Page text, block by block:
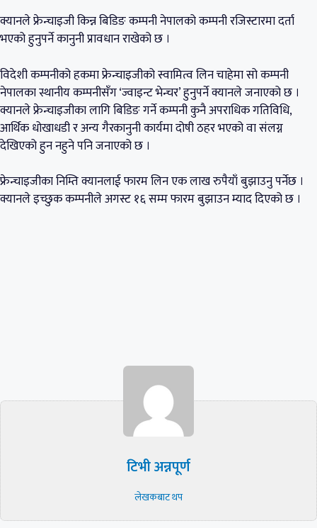
क्यानले फ्रेन्चाइजी किन्न बिडिङ कम्पनी नेपालको कम्पनी रजिस्टारमा दर्ता
भएको हुनुपर्ने कानुनी प्रावधान राखेको छ ।
विदेशी कम्पनीको हकमा फ्रेन्चाइजीको स्वामित्व लिन चाहेमा सो कम्पनी
नेपालका स्थानीय कम्पनीसँग ‘ज्वाइन्ट भेन्चर’ हुनुपर्ने क्यानले जनाएको छ ।
क्यानले फ्रेन्चाइजीका लागि बिडिङ गर्ने कम्पनी कुनै अपराधिक गतिविधि,
आर्थिक धोखाधडी र अन्य गैरकानुनी कार्यमा दोषी ठहर भएको वा संलग्न
देखिएको हुन नहुने पनि जनाएको छ ।
फ्रेन्चाइजीका निम्ति क्यानलाई फारम लिन एक लाख रुपैयाँ बुझाउनु पर्नेछ ।
क्यानले इच्छुक कम्पनीले अगस्ट १६ सम्म फारम बुझाउन म्याद दिएको छ ।
टिभी अन्नपूर्ण
लेखकबाट थप